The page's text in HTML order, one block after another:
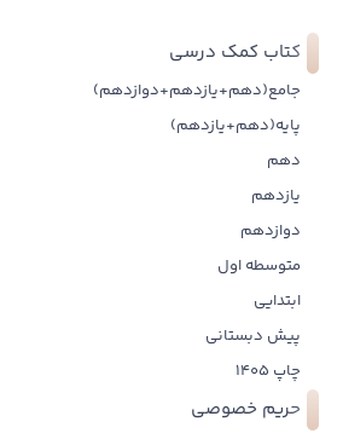
کتاب کمک درسی
جامع(دهم+یازدهم+دوازدهم)
پایه(دهم+یازدهم)
دهم
یازدهم
دوازدهم
متوسطه اول
ابتدایی
پیش دبستانی
چاپ 1405
حریم خصوصی